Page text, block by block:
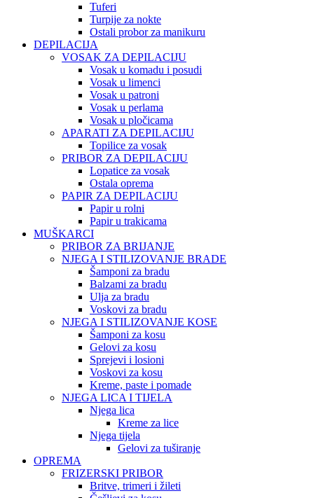
Tuferi
Turpije za nokte
Ostali probor za manikuru
DEPILACIJA
VOSAK ZA DEPILACIJU
Vosak u komadu i posudi
Vosak u limenci
Vosak u patroni
Vosak u perlama
Vosak u pločicama
APARATI ZA DEPILACIJU
Topilice za vosak
PRIBOR ZA DEPILACIJU
Lopatice za vosak
Ostala oprema
PAPIR ZA DEPILACIJU
Papir u rolni
Papir u trakicama
MUŠKARCI
PRIBOR ZA BRIJANJE
NJEGA I STILIZOVANJE BRADE
Šamponi za bradu
Balzami za bradu
Ulja za bradu
Voskovi za bradu
NJEGA I STILIZOVANJE KOSE
Šamponi za kosu
Gelovi za kosu
Sprejevi i losioni
Voskovi za kosu
Kreme, paste i pomade
NJEGA LICA I TIJELA
Njega lica
Kreme za lice
Njega tijela
Gelovi za tuširanje
OPREMA
FRIZERSKI PRIBOR
Britve, trimeri i žileti